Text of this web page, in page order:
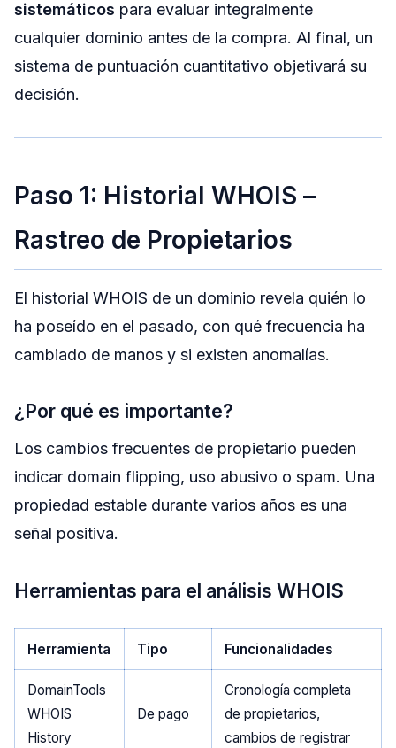
sistemáticos para evaluar integralmente
cualquier dominio antes de la compra. Al final, un
sistema de puntuación cuantitativo objetivará su
decisión.
Paso 1: Historial WHOIS –
Rastreo de Propietarios
El historial WHOIS de un dominio revela quién lo
ha poseído en el pasado, con qué frecuencia ha
cambiado de manos y si existen anomalías.
¿Por qué es importante?
Los cambios frecuentes de propietario pueden
indicar domain flipping, uso abusivo o spam. Una
propiedad estable durante varios años es una
señal positiva.
Herramientas para el análisis WHOIS
Herramienta Tipo Funcionalidades
DomainTools
WHOIS
History
De pago
Cronología completa
de propietarios,
cambios de registrar